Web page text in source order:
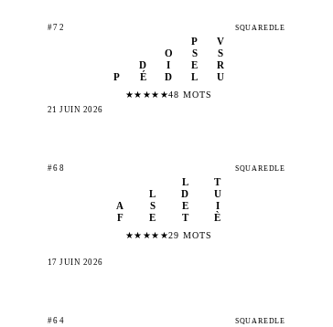
#72 SQUAREDLE
P
V
O
S
S
D
I E
R
P
É D L U
★★ ★★ ★48 MOTS
21 JUIN 2026
#68 SQUAREDLE
L
T
L
D
U
A
S E
I
F
E T È
★★ ★★ ★29 MOTS
17 JUIN 2026
#64 SQUAREDLE